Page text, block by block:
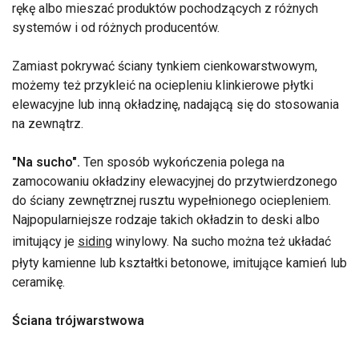
rękę albo mieszać produktów pochodzących z różnych
systemów i od różnych producentów.
Zamiast pokrywać ściany tynkiem cienkowarstwowym,
możemy też przykleić na ociepleniu klinkierowe płytki
elewacyjne lub inną okładzinę, nadającą się do stosowania
na zewnątrz.
"Na sucho". Ten sposób wykończenia polega na
zamocowaniu okładziny elewacyjnej do przytwierdzonego
do ściany zewnętrznej rusztu wypełnionego ociepleniem.
Najpopularniejsze rodzaje takich okładzin to deski albo
imitujący je siding winylowy. Na sucho można też układać
płyty kamienne lub kształtki betonowe, imitujące kamień lub
ceramikę.
Ściana trójwarstwowa